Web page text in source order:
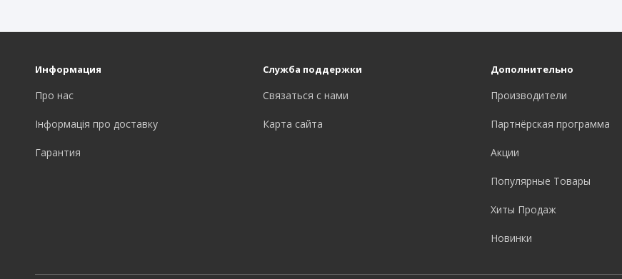
Информация
Про нас
Інформація про доставку
Гарантия
Служба поддержки
Связаться с нами
Карта сайта
Дополнительно
Производители
Партнёрская программа
Акции
Популярные Товары
Хиты Продаж
Новинки